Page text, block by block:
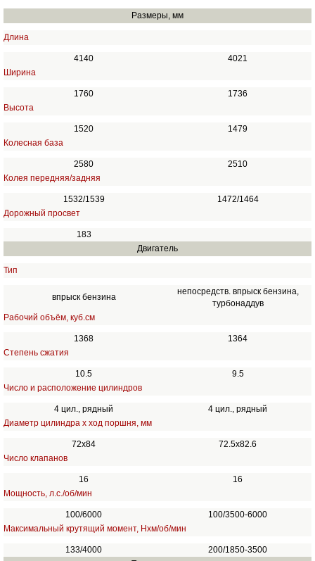
Размеры, мм
Длина
4140
4021
Ширина
1760
1736
Высота
1520
1479
Колесная база
2580
2510
Колея передняя/задняя
1532/1539
1472/1464
Дорожный просвет
183
Двигатель
Тип
впрыск бензина
непосредств. впрыск бензина,
турбонаддув
Рабочий объём, куб.см
1368
1364
Степень сжатия
10.5
9.5
Число и расположение цилиндров
4 цил., рядный
4 цил., рядный
Диаметр цилиндра х ход поршня, мм
72x84
72.5x82.6
Число клапанов
16
16
Мощность, л.с./об/мин
100/6000
100/3500-6000
Максимальный крутящий момент, Нхм/об/мин
133/4000
200/1850-3500